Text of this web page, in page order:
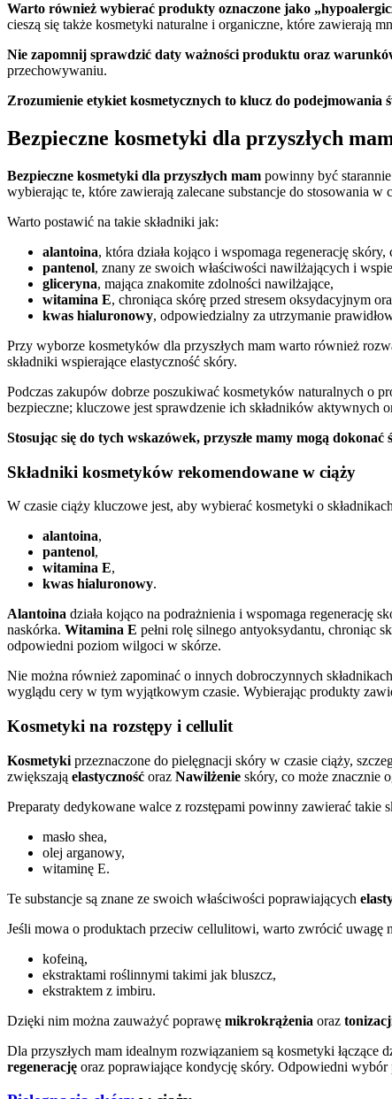
Warto również wybierać produkty oznaczone jako
cieszą się także kosmetyki naturalne i organiczne, które zawierają
Nie zapomnij sprawdzić daty ważności produktu oraz
przechowywaniu.
Zrozumienie etykiet kosmetycznych to klucz do
Bezpieczne kosmetyki dla przyszłych
Bezpieczne kosmetyki dla przyszłych mam powinny być
wybierając te, które zawierają zalecane substancje do stosowania w
Warto postawić na takie składniki jak:
alantoina, która działa kojąco i wspomaga regenerację
pantenol, znany ze swoich właściwości nawilżających i
gliceryna, mająca znakomite zdolności nawilżające,
witamina E, chroniąca skórę przed stresem oksydacyjnym
kwas hialuronowy, odpowiedzialny za utrzymanie
Przy wyborze kosmetyków dla przyszłych mam warto również
składniki wspierające elastyczność skóry.
Podczas zakupów dobrze poszukiwać kosmetyków naturalnych o
bezpieczne; kluczowe jest sprawdzenie ich składników aktywnych
Stosując się do tych wskazówek, przyszłe mamy mogą
Składniki kosmetyków rekomendowane w ciąży
W czasie ciąży kluczowe jest, aby wybierać kosmetyki o
alantoina,
pantenol,
witamina E,
kwas hialuronowy.
Alantoina działa kojąco na podrażnienia i wspomaga regenerację
naskórka. Witamina E pełni rolę silnego antyoksydantu, chroniąc
odpowiedni poziom wilgoci w skórze.
Nie można również zapominać o innych dobroczynnych
wyglądu cery w tym wyjątkowym czasie. Wybierając produkty
Kosmetyki na rozstępy i cellulit
Kosmetyki przeznaczone do pielęgnacji skóry w czasie ciąży,
zwiększają elastyczność oraz Nawilżenie skóry, co może znacznie
Preparaty dedykowane walce z rozstępami powinny zawierać takie
masło shea,
olej arganowy,
witaminę E.
Te substancje są znane ze swoich właściwości poprawiających
Jeśli mowa o produktach przeciw cellulitowi, warto zwrócić uwagę
kofeiną,
ekstraktami roślinnymi takimi jak bluszcz,
ekstraktem z imbiru.
Dzięki nim można zauważyć poprawę mikrokrążenia oraz
Dla przyszłych mam idealnym rozwiązaniem są kosmetyki łączące
regenerację oraz poprawiające kondycję skóry. Odpowiedni wybór